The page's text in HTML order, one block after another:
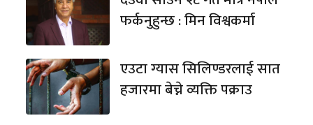
फर्कनुहुन्छ : मिन विश्वकर्मा
एउटा ग्यास सिलिण्डरलाई सात
हजारमा बेच्ने व्यक्ति पक्राउ